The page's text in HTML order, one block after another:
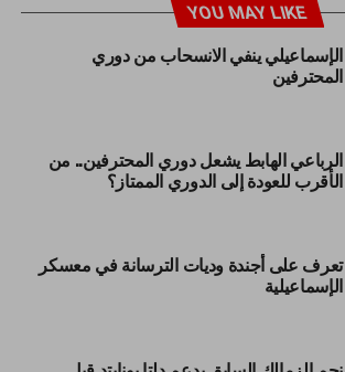
YOU MAY LIKE
الإسماعيلي ينفي الانسحاب من دوري
المحترفين
الرباعي الهابط يشعل دوري المحترفين.. من
الأقرب للعودة إلى الدوري الممتاز؟
تعرف على أجندة وديات الترسانة في معسكر
الإسماعيلية